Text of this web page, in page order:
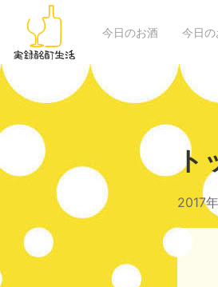
今日のお酒 今日
ト
2017